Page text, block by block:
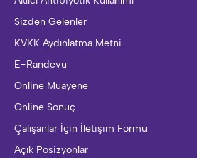
Sizden Gelenler
KVKK Aydınlatma Metni
E-Randevu
Online Muayene
Online Sonuç
Çalışanlar İçin İletişim Formu
Açık Posizyonlar